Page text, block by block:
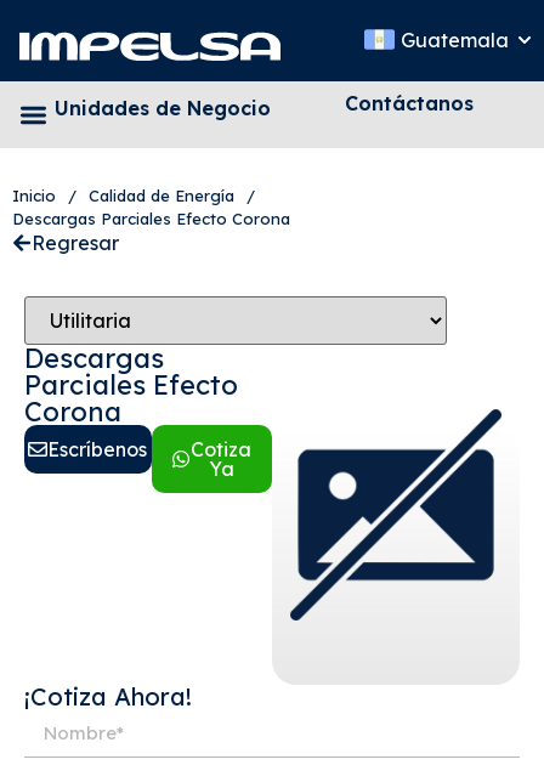
Guatemala
Unidades de Negocio Contáctanos
Inicio / Calidad de Energía
/
Descargas Parciales Efecto Corona
Regresar
Descargas
Parciales Efecto
Corona
Escríbenos
Cotiza
Ya
¡Cotiza Ahora!